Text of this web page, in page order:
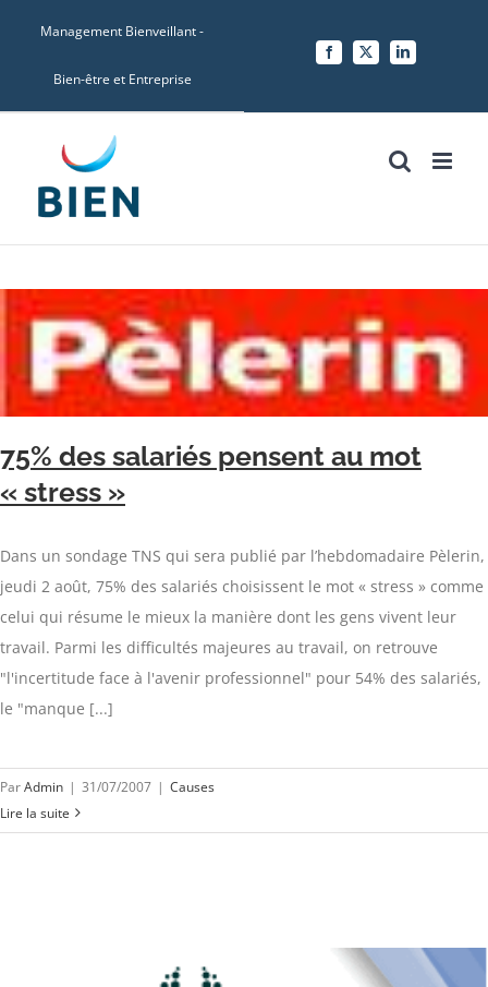
Management Bienveillant -
Bien-être et Entreprise
Facebook
X LinkedIn
75% des salariés pensent au mot
« stress »
Dans un sondage TNS qui sera publié par l’hebdomadaire Pèlerin,
jeudi 2 août, 75% des salariés choisissent le mot « stress » comme
celui qui résume le mieux la manière dont les gens vivent leur
travail. Parmi les difficultés majeures au travail, on retrouve
"l'incertitude face à l'avenir professionnel" pour 54% des salariés,
le "manque [...]
ParAdmin | 31/07/2007 | Causes
Lire la suite